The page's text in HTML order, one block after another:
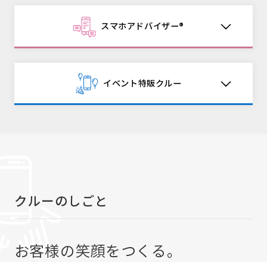
スマホアドバイザー®
イベント特販クルー
クルーのしごと
お客様の笑顔をつくる。